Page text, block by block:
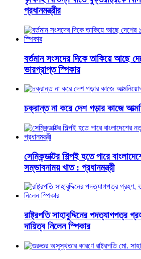
প্রধানমন্ত্রীর
বর্তমান সংসদের দিকে তাকিয়ে আছে
ভারপ্রাপ্ত স্পিকার
চক্রান্ত না করে দেশ গড়ার কাজে
সেমিকন্ডাক্টর শিল্পই হতে পারে
সম্ভাবনাময় খাত : প্রধানমন্ত্রী
রাষ্ট্রপতি সাহাবুদ্দিনের পদত্যাগপত্র
দায়িত্ব নিলেন স্পিকার